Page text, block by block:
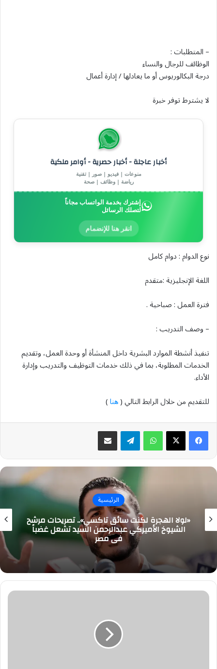
– المتطلبات :
الوظائف للرجال والنساء
درجة البكالوريوس أو ما يعادلها / إدارة أعمال
لا يشترط توفر خبرة
أخبار عاجلة - أخبار حصرية - أوامر ملكية
منوعات | فيديو | صور | تقنية
رياضة | وظائف | صحة
إشترك بخدمة الواتساب مجاناً
لتصلك الرسائل
انقر هنا للإنضمام
نوع الدوام : دوام كامل
اللغة الإنجليزية :متقدم
فترة العمل : صباحية .
– وصف التدريب :
تنفيذ أنشطة الموارد البشرية داخل المنشأة أو وحدة العمل، وتقديم
الخدمات المطلوبة، بما في ذلك خدمات التوظيف والتدريب وإدارة
الأداء.
للتقديم من خلال الرابط التالي (هنا)
واتسابتيلقرام مشاركة عبر البريد
الرئيسية
«لولا الهجرة لكنت سائق تاكسي».. تصريحات مرشح
الشيوخ الأميركي عبدالرحمن السيد تشعل غضباً
في مصر
#وظائف